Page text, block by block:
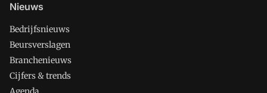
Nieuws
Bedrijfsnieuws
Beursverslagen
Branchenieuws
Cijfers & trends